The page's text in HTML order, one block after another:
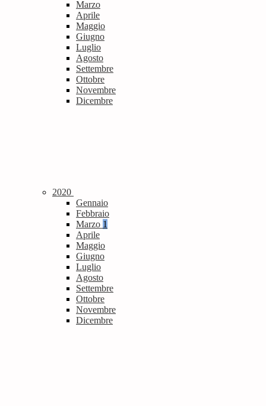
Marzo
Aprile
Maggio
Giugno
Luglio
Agosto
Settembre
Ottobre
Novembre
Dicembre
2020
Gennaio
Febbraio
Marzo 1
Aprile
Maggio
Giugno
Luglio
Agosto
Settembre
Ottobre
Novembre
Dicembre